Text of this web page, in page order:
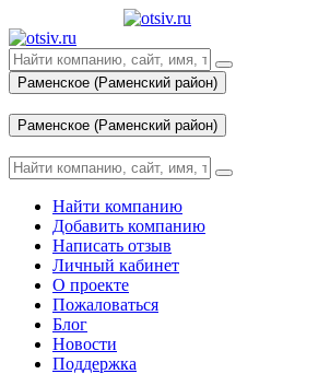
Раменское (Раменский район)
Раменское (Раменский район)
Найти компанию
Добавить компанию
Написать отзыв
Личный кабинет
О проекте
Пожаловаться
Блог
Новости
Поддержка